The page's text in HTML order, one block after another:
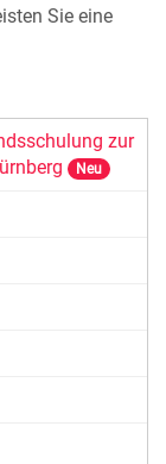
Sie eine
zur
Neu